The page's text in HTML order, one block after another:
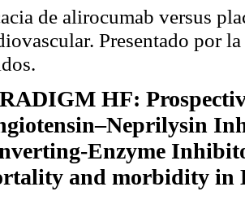
de alirocumab versus
Presentado por
HF:
Enzyme
and morbidity in